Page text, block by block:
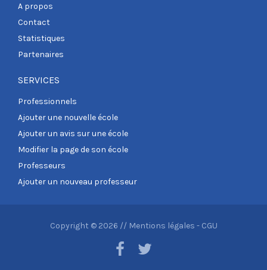
A propos
Contact
Statistiques
Partenaires
SERVICES
Professionnels
Ajouter une nouvelle école
Ajouter un avis sur une école
Modifier la page de son école
Professeurs
Ajouter un nouveau professeur
Copyright © 2026 // Mentions légales - CGU